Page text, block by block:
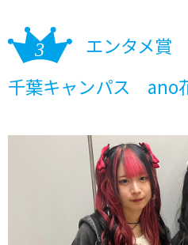
エンタメ賞
千葉キャンパス ano